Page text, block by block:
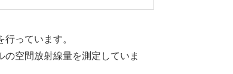
っています。
空間放射線量を測定していま